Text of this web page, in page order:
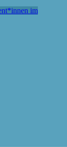
im